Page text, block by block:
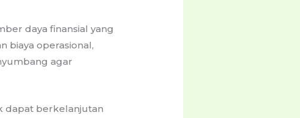
daya finansial yang
biaya operasional,
agar
dapat berkelanjutan